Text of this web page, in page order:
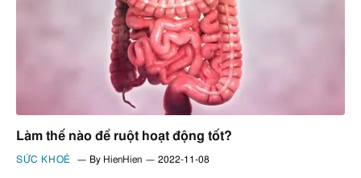
Làm thế nào để ruột hoạt động tốt?
SỨC KHOẺ By HienHien 2022-11-08